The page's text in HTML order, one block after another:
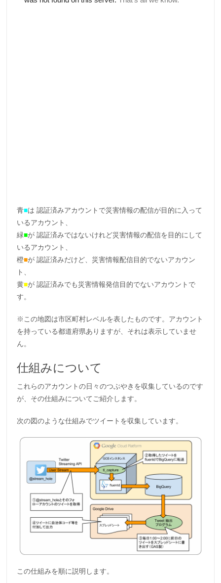
青■は 認証済みアカウントで災害情報の配信が目的に入って
いるアカウント、
緑■が 認証済みではないけれど災害情報の配信を目的にして
いるアカウント、
橙■が 認証済みだけど、災害情報配信目的でないアカウン
ト、
黄■が 認証済みでも災害情報発信目的でないアカウントで
す。
※この地図は市区町村レベルを表したものです。アカウント
を持っている都道府県ありますが、それは表示していませ
ん。
仕組みについて
これらのアカウントの日々のつぶやきを収集しているのです
が、その仕組みについてご紹介します。
次の図のような仕組みでツイートを収集しています。
この仕組みを順に説明します。